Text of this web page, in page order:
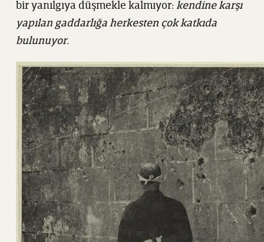
bir yanılgıya düşmekle kalmıyor: kendine karşı
yapılan gaddarlığa herkesten çok katkıda
bulunuyor.